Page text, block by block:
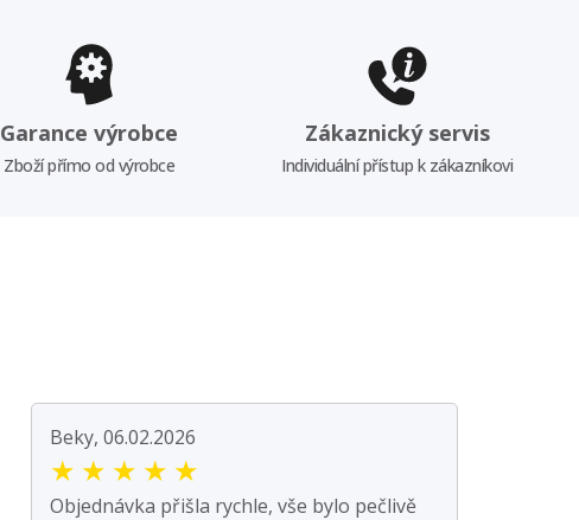
Garance výrobce
Zboží přímo od výrobce
Zákaznický servis
Individuální přístup k zákazníkovi
Beky, 06.02.2026
★ ★ ★ ★ ★
Objednávka přišla rychle, vše bylo pečlivě